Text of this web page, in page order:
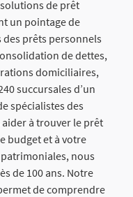
de prêt
un pointage de
prêts personnels
de dettes,
domiciliaires,
succursales d’un
spécialistes des
à trouver le prêt
budget et à votre
nous
de 100 ans. Notre
de comprendre